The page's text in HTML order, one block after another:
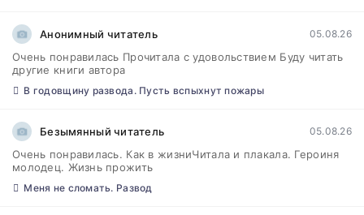
Анонимный читатель 05.08.26
Очень понравилась Прочитала с удовольствием Буду читать
другие книги автора
В годовщину развода. Пусть вспыхнут пожары
Безымянный читатель 05.08.26
Очень понравилась. Как в жизниЧитала и плакала. Героиня
молодец. Жизнь прожить
Меня не сломать. Развод